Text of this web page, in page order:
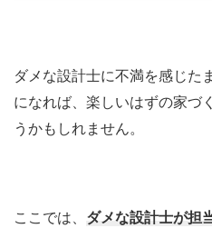
ダメな設計士に不満を感じた
になれば、楽しいはずの家づ
うかもしれません。
ここでは、 ダメな設計士が担